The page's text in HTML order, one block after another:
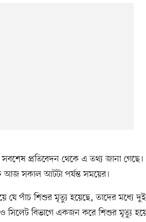
সবশেষ প্রতিবেদন থেকে এ তথ্য জানা
আজ সকাল আটটা পর্যন্ত সময়ের।
যে পাঁচ শিশুর মৃত্যু হয়েছে, তাদের মধ্যে দুই
সিলেট বিভাগে একজন করে শিশুর মৃত্যু